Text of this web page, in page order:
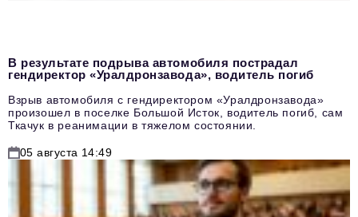
В результате подрыва автомобиля пострадал
гендиректор «Уралдронзавода», водитель погиб
Взрыв автомобиля с гендиректором «Уралдронзавода»
произошел в поселке Большой Исток, водитель погиб, сам
Ткачук в реанимации в тяжелом состоянии.
05 августа 14:49